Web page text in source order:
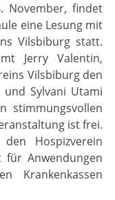
November, findet
eine Lesung mit
Vilsbiburg statt.
Jerry Valentin,
Vilsbiburg den
Sylvani Utami
stimmungsvollen
ist frei.
Hospizverein
Anwendungen